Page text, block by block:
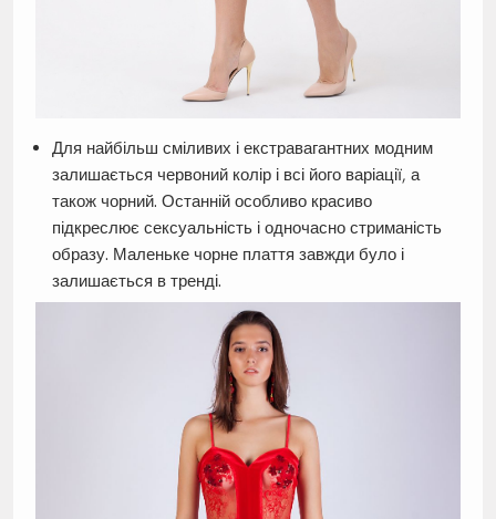
Для найбільш сміливих і екстравагантних модним
залишається червоний колір і всі його варіації, а
також чорний. Останній особливо красиво
підкреслює сексуальність і одночасно стриманість
образу. Маленьке чорне плаття завжди було і
залишається в тренді.